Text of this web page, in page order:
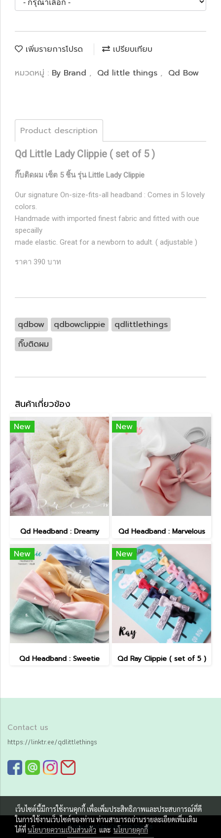
เพิ่มรายการโปรด
เปรียบเทียบ
หมวดหมู่ : By Brand , Qd little things , Qd Bow
Product description
Qd Little Lady Clippie ( set of 5 )
กิ๊บติดผม เซ็ต 5 ชิ้น รุ่น Little Lady Clippie
Our signature On-size-fits-all headband : Comes in 5 lovely
colors.
Handmade with imported finest fabric and fitted with oue
specailly
made elastic. Great for a newborn to adult. ( adjustable )
ราคา 390 บาท
qdbow qdbowclippie
qdlittlethings
กิ๊บติดผม
สินค้าเกี่ยวข้อง
New
Qd Headband : Dreamy
New
Qd Headband : Marvelous
New
Qd Headband : Sweetie
New
Qd Ray Clippie ( set of 5 )
Contact us
https://linktr.ee/qdlittlethings
Copy right by Qd little things
เว็บไซต์นี้มีการใช้งานคุกกี้ เพื่อเพิ่มประสิทธิภาพและประสบการณ์ที่ดี
ในการใช้งานเว็บไซต์ของท่าน ท่านสามารถอ่านรายละเอียดเพิ่มเติม
ได้ที่นโยบายความเป็นส่วนตัว และ นโยบายคุกกี้